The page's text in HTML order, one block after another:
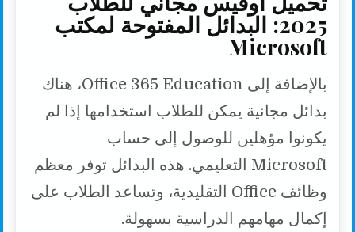
2025: البدائل المفتوحة لمكتب
Microsoft
بالإضافة إلى Office 365 Education، هناك
بدائل مجانية يمكن للطلاب استخدامها إذا لم
يكونوا مؤهلين للوصول إلى حساب
Microsoft التعليمي. هذه البدائل توفر معظم
وظائف Office التقليدية، وتساعد الطلاب على
إكمال مهامهم الدراسية بسهولة.